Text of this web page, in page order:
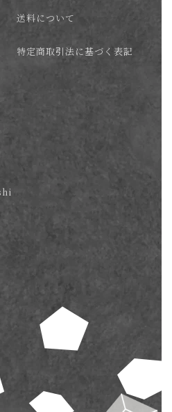
送料について
特定商取引法に基づく表記